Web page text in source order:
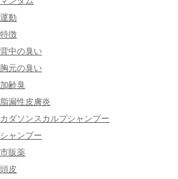
運動
特徴
背中の臭い
胸元の臭い
加齢臭
脂漏性皮膚炎
カダソンスカルプシャンプー
シャンプー
市販薬
頭皮